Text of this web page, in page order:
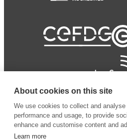
About cookies on this site
We use cookies to collect and
performance and usage, to provide
enhance and customise content and
Learn more